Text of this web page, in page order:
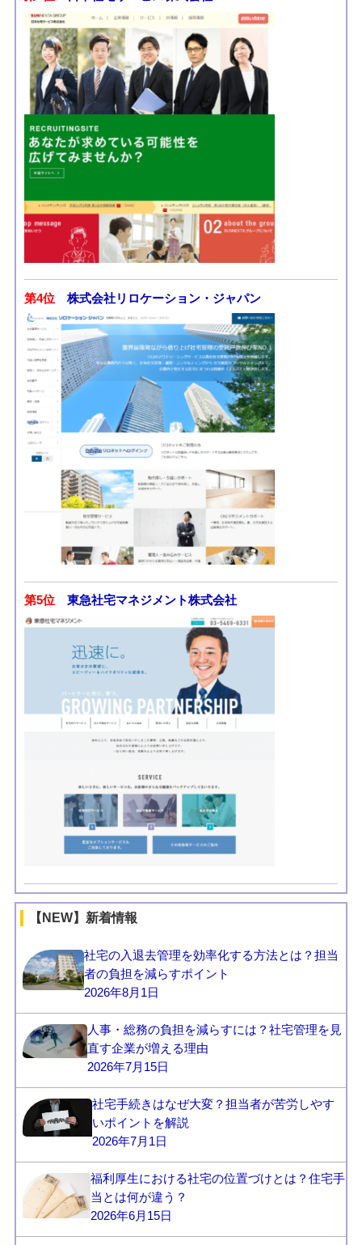
第4位 株式会社リロケーション・ジャパン
第5位 東急社宅マネジメント株式会社
【NEW】新着情報
社宅の入退去管理を効率化する方法とは？担当
者の負担を減らすポイント
2026年8月1日
人事・総務の負担を減らすには？社宅管理を見
直す企業が増える理由
2026年7月15日
社宅手続きはなぜ大変？担当者が苦労しやす
いポイントを解説
2026年7月1日
福利厚生における社宅の位置づけとは？住宅手
当とは何が違う？
2026年6月15日